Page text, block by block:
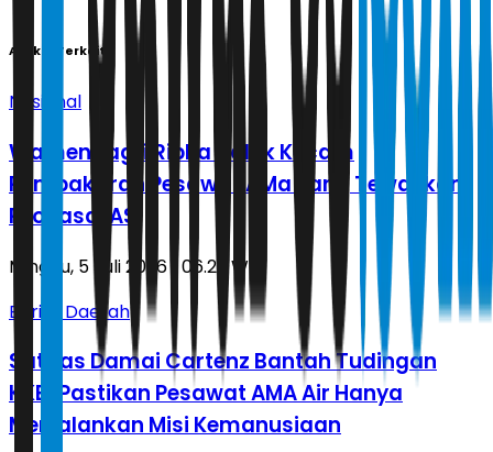
Artikel Terkait
Nasional
Wamendagri Ribka Haluk Kecam
Pembakaran Pesawat AMa yang Tewaskan
Pilot asal AS
Minggu, 5 Juli 2026 | 06.23 WIB
Berita Daerah
Satgas Damai Cartenz Bantah Tudingan
KKB, Pastikan Pesawat AMA Air Hanya
Menjalankan Misi Kemanusiaan